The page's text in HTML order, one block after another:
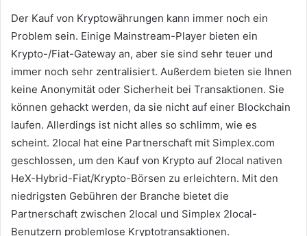
Der Kauf von Kryptowährungen kann immer noch ein
Problem sein. Einige Mainstream-Player bieten ein
Krypto-/Fiat-Gateway an, aber sie sind sehr teuer und
immer noch sehr zentralisiert. Außerdem bieten sie Ihnen
keine Anonymität oder Sicherheit bei Transaktionen. Sie
können gehackt werden, da sie nicht auf einer Blockchain
laufen. Allerdings ist nicht alles so schlimm, wie es
scheint. 2local hat eine Partnerschaft mit Simplex.com
geschlossen, um den Kauf von Krypto auf 2local nativen
HeX-Hybrid-Fiat/Krypto-Börsen zu erleichtern. Mit den
niedrigsten Gebühren der Branche bietet die
Partnerschaft zwischen 2local und Simplex 2local-
Benutzern problemlose Kryptotransaktionen.